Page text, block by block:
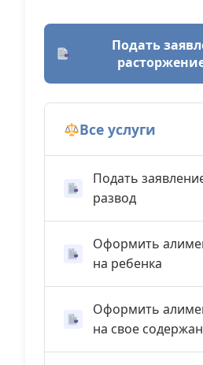
Подать
Все услуги
Подать
развод
Оформить
на ребенка
Оформить
на свое